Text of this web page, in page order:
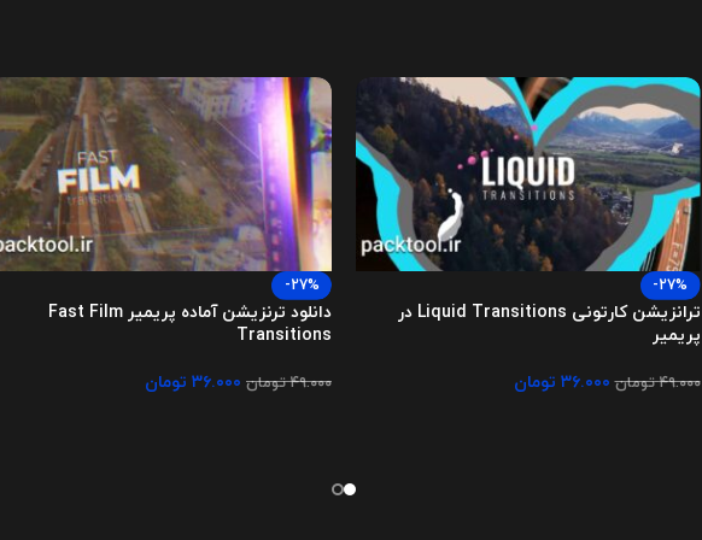
-27%
ترانزیشن کارتونی Liquid Transitions در
پریمیر
۴۹.۰۰۰تومان ۳۶.۰۰۰ تومان
-27%
دانلود ترنزیشن آماده پریمیر Fast Film
Transitions
۴۹.۰۰۰تومان ۳۶.۰۰۰ تومان